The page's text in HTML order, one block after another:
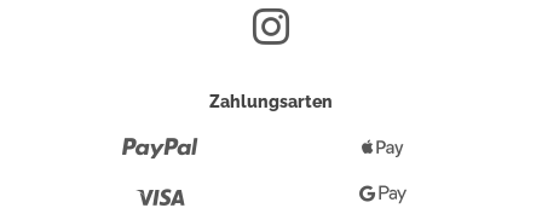
Zahlungsarten
Pay
Google